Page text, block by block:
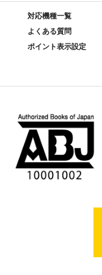
対応機種一覧
よくある質問
ポイント表示設定